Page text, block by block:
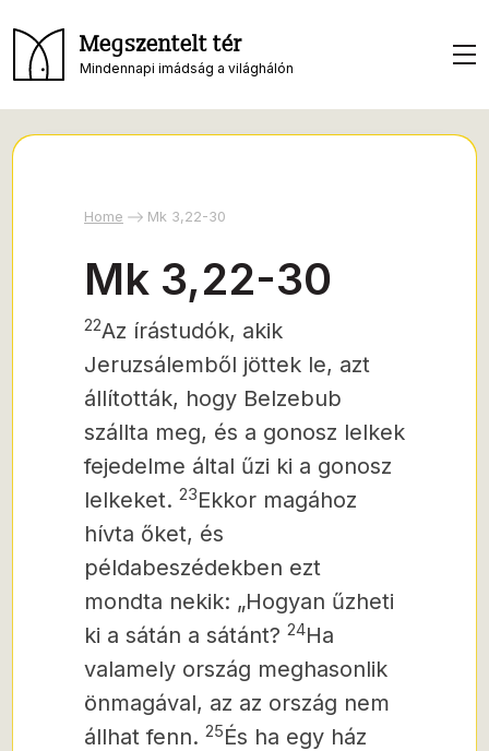
Megszentelt tér
Mindennapi imádság a világhálón
Home Mk 3,22-30
Mk 3,22-30
22Az írástudók, akik
Jeruzsálemből jöttek le, azt
állították, hogy Belzebub
szállta meg, és a gonosz lelkek
fejedelme által űzi ki a gonosz
lelkeket. 23Ekkor magához
hívta őket, és
példabeszédekben ezt
mondta nekik: „Hogyan űzheti
ki a sátán a sátánt? 24Ha
valamely ország meghasonlik
önmagával, az az ország nem
állhat fenn. 25És ha egy ház